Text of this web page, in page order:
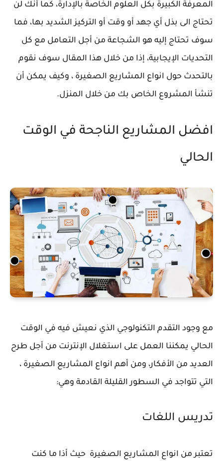
المعرفة الكبيرة بكل العلوم الخاصة بالإدارة، كما أنك لن
تحتاج الى بذل أي جهد أو وقت أو التركيز الشديد بها، فما
سوف تحتاج إليه هو الشجاعة من أجل التعامل مع كل
التحديات الإيجابية، إذا من خلال هذا المقال سوف نقوم
بالتحدث حول انواع المشاريع الصغيرة ، وكيف يمكن أن
تنشأ المشروع الخاص بك من خلال المنزل.
افضل المشاريع الناجحة في الوقت
الحالي
مع وجود التقدم التكنولوجي الذي نعيش فيه في الوقت
الحالي يمكننا العمل على استغلال الإنترنت من أجل طرح
العديد من الأفكار، ومن أهم انواع المشاريع الصغيرة ،
التي تتواجد في السطور القليلة القادمة وهي:
تدريس اللغات
تعتبر من انواع المشاريع الصغيرة حيث أذا ما كنت